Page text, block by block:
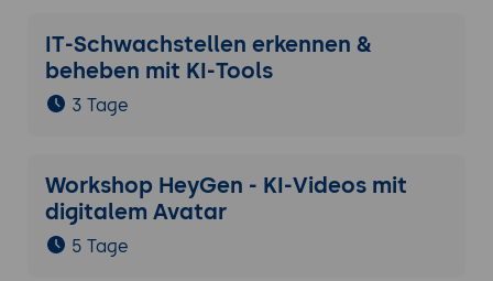
IT-Schwachstellen erkennen &
beheben mit KI-Tools
3 Tage
Workshop HeyGen - KI-Videos mit
digitalem Avatar
5 Tage